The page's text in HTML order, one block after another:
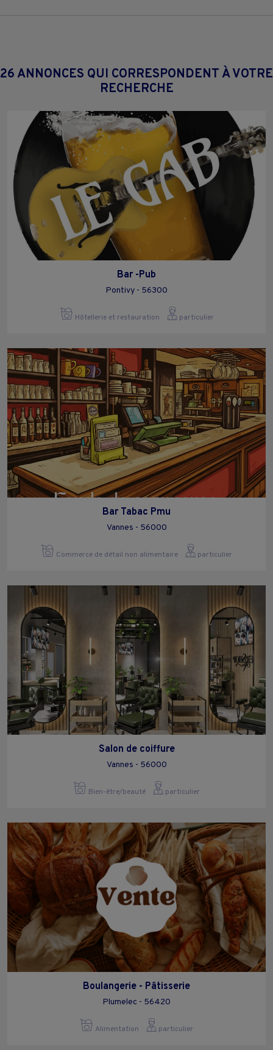
26 ANNONCES QUI CORRESPONDENT À VOTRE
RECHERCHE
Bar -Pub
Pontivy - 56300
Hôtellerie et restauration particulier
Bar Tabac Pmu
Vannes - 56000
Commerce de détail non alimentaire particulier
Salon de coiffure
Vannes - 56000
Bien-être/beauté particulier
Boulangerie - Pâtisserie
Plumelec - 56420
Alimentation particulier